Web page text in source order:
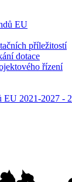
EU
příležitostí
dotace
řízení
EU 2021-2027 -